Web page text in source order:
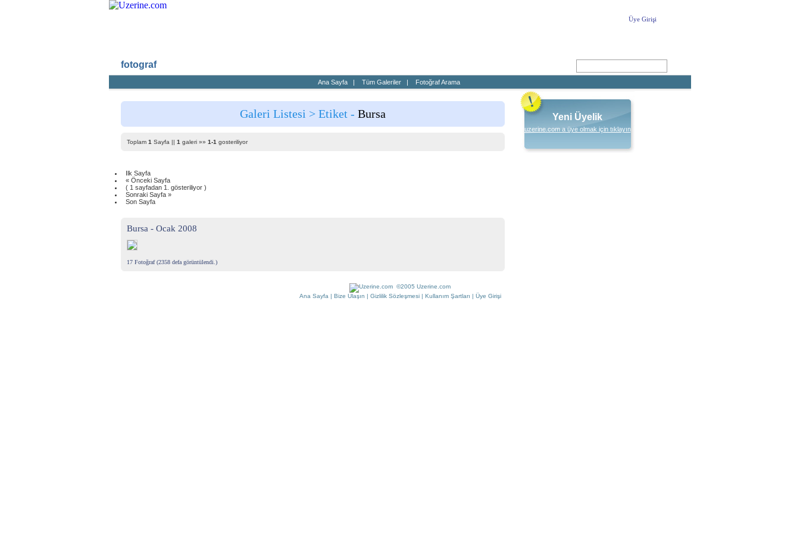
Üye Girişi
fotograf
Ana Sayfa | Tüm Galeriler | Fotoğraf Arama
Galeri Listesi > Etiket - Bursa
Toplam 1 Sayfa || 1 galeri »» 1-1 gosteriliyor
Ilk Sayfa
« Önceki Sayfa
( 1 sayfadan 1. gösteriliyor )
Sonraki Sayfa »
Son Sayfa
Bursa - Ocak 2008
17 Fotoğraf (2358 defa görüntülendi.)
Yeni Üyelik
uzerine.com a üye olmak için tıklayın
©2005 Uzerine.com
Ana Sayfa | Bize Ulaşın | Gizlilik Sözleşmesi| Kullanım Şartları | Üye Girişi